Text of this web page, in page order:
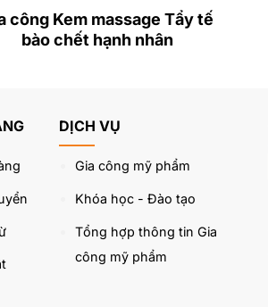
công Kem massage Tẩy tế
bào chết hạnh nhân
DỊCH VỤ
Gia công mỹ phẩm
Khóa học - Đào tạo
Tổng hợp thông tin Gia
công mỹ phẩm